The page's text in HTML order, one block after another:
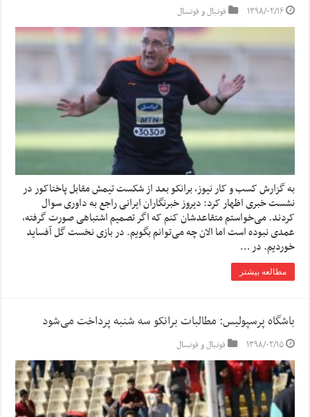
۱۳۹۸/۰۲/۱۶ فوتبال و فوتسال
به گزارش کسب و کار نیوز، برانکو بعد از شکست تیمش مقابل پاختاکور در
نشست خبری اظهار کرد: دیروز خبرنگاران ایرانی راجع به داوری سوال
کردند. می‌خواستم متقاعدشان کنم که اگر تصمیم اشتباهی صورت گرفته،
عمدی نبوده است اما الان چه می‌توانم بگویم. در بازی نخست گل آفساید
خوردیم. در …
مطالعه بیشتر
باشگاه پرسپولیس: مطالبات برانکو سه شنبه پرداخت می‌شود
۱۳۹۸/۰۲/۱۵ فوتبال و فوتسال